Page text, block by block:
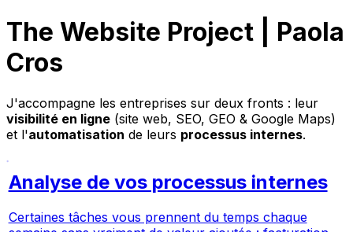
The Website Project | Paola
Cros
J'accompagne les entreprises sur deux fronts : leur
visibilité en ligne (site web, SEO, GEO & Google Maps)
et l'automatisation de leurs processus internes.
Analyse de vos processus internes
Certaines tâches vous prennent du temps chaque